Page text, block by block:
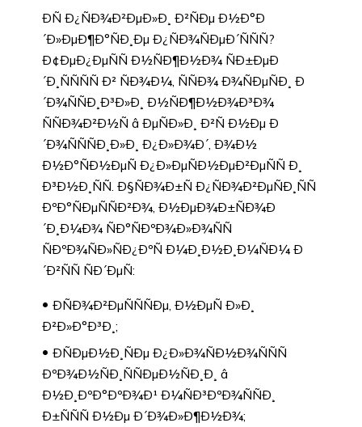
ÐÑ Ð¿ÑÐ¾Ð²ÐµÐ»Ð¸ Ð²ÑÐµ Ð½Ð°Ð
´Ð»ÐµÐ¶Ð°ÑÐ¸Ðµ Ð¿ÑÐ¾ÑÐµÐ´ÑÑÑ?
Ð¢ÐµÐ¿ÐµÑÑ Ð½ÑÐ¶Ð½Ð¾ ÑÐ±ÐµÐ
´Ð¸ÑÑÑÑ Ð² ÑÐ¾Ð¼, ÑÑÐ¾ Ð¾ÑÐµÑÐ¸ Ð
´Ð¾ÑÑÐ¸Ð³Ð»Ð¸ Ð½ÑÐ¶Ð½Ð¾Ð³Ð¾
ÑÑÐ¾Ð²Ð½Ñ â ÐµÑÐ»Ð¸ Ð²Ñ Ð½Ðµ Ð
´Ð¾ÑÑÑÐ¸Ð»Ð¸ Ð¿Ð»Ð¾Ð´, Ð¾Ð½
Ð½Ð°ÑÐ½ÐµÑ Ð¿Ð»ÐµÑÐ½ÐµÐ²ÐµÑÑ Ð¸
Ð³Ð½Ð¸ÑÑ. Ð§ÑÐ¾Ð±Ñ Ð¿ÑÐ¾Ð²ÐµÑÐ¸ÑÑ
ÐºÐ°ÑÐµÑÑÐ²Ð¾, Ð½ÐµÐ¾Ð±ÑÐ¾Ð
´Ð¸Ð¼Ð¾ ÑÐ°ÑÐºÐ¾Ð»Ð¾ÑÑ
ÑÐºÐ¾ÑÐ»ÑÐ¿ÐºÑ Ð¼Ð¸Ð½Ð¸Ð¼ÑÐ¼ Ð
´Ð²ÑÑ ÑÐ´ÐµÑ:
ÐÑÐ¾Ð²ÐµÑÑÑÐµ, Ð½ÐµÑ Ð»Ð¸
Ð²Ð»Ð°Ð³Ð¸;
ÐÑÐµÐ½Ð¸ÑÐµ Ð¿Ð»Ð¾ÑÐ½Ð¾ÑÑÑ
ÐºÐ¾Ð½ÑÐ¸ÑÑÐµÐ½ÑÐ¸Ð¸ â
Ð½Ð¸ÐºÐ°ÐºÐ¾Ð¹ Ð¼ÑÐ³ÐºÐ¾ÑÑÐ¸
Ð±ÑÑÑ Ð½Ðµ Ð´Ð¾Ð»Ð¶Ð½Ð¾;